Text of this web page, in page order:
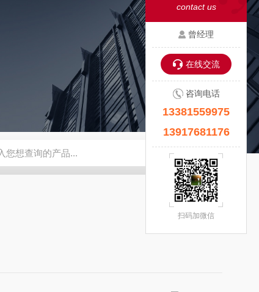
钢瓶秤 云南电子秤厂家 钢瓶电子秤 无
contact us
曾经理
在线交流
咨询电话
13381559975
13917681176
扫码加微信